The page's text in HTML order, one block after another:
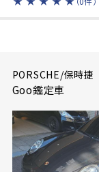
PORSCHE/保時捷
Goo鑑定車